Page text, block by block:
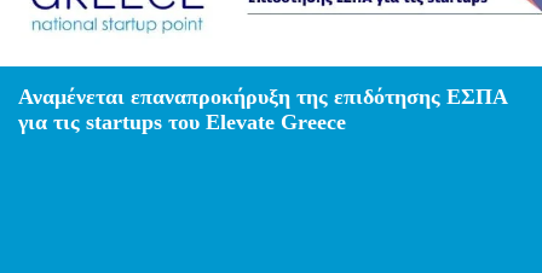
Αναμένεται επαναπροκήρυξη της επιδότησης ΕΣΠΑ
για τις startups του Elevate Greece